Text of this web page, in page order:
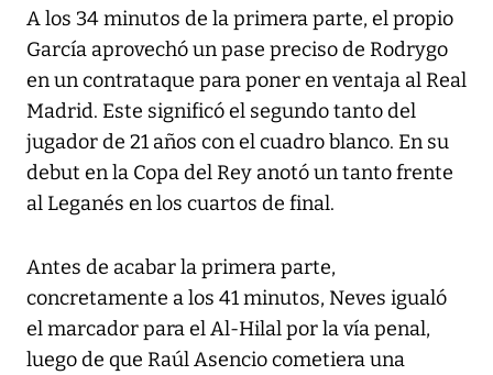
A los 34 minutos de la primera parte, el propio
García aprovechó un pase preciso de Rodrygo
en un contrataque para poner en ventaja al Real
Madrid. Este significó el segundo tanto del
jugador de 21 años con el cuadro blanco. En su
debut en la Copa del Rey anotó un tanto frente
al Leganés en los cuartos de final.
Antes de acabar la primera parte,
concretamente a los 41 minutos, Neves igualó
el marcador para el Al-Hilal por la vía penal,
luego de que Raúl Asencio cometiera una